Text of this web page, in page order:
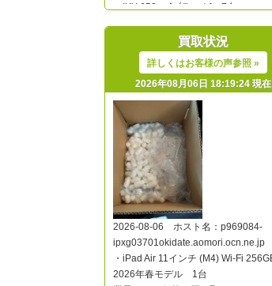
買取状況
詳しくはお客様の声参照 »
2026年08月06日 18:19:24 現在